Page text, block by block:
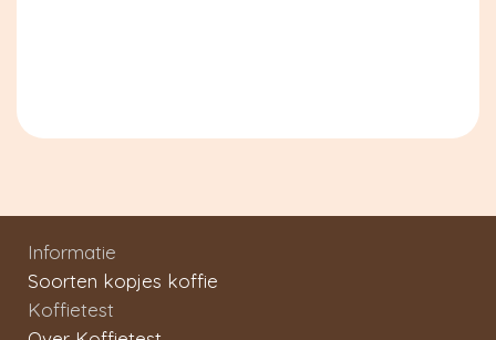
Informatie
Soorten kopjes koffie
Koffietest